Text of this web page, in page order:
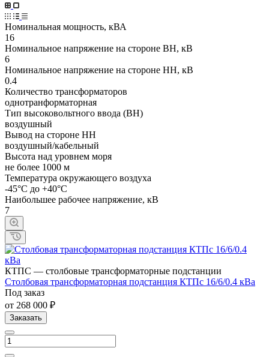
Номинальная мощность, кВА
16
Номинальное напряжение на стороне ВН, кВ
6
Номинальное напряжение на стороне НН, кВ
0.4
Количество трансформаторов
однотранформаторная
Тип высоковольтного ввода (ВН)
воздушный
Вывод на стороне НН
воздушный/кабельный
Высота над уровнем моря
не более 1000 м
Температура окружающего воздуха
-45°С до +40°С
Наибольшее рабочее напряжение, кВ
7
КТПС — столбовые трансформаторные подстанции
Cтолбовая трансформаторная подстанция КТПc 16/6/0.4 кВа
Под заказ
от 268 000 ₽
Заказать